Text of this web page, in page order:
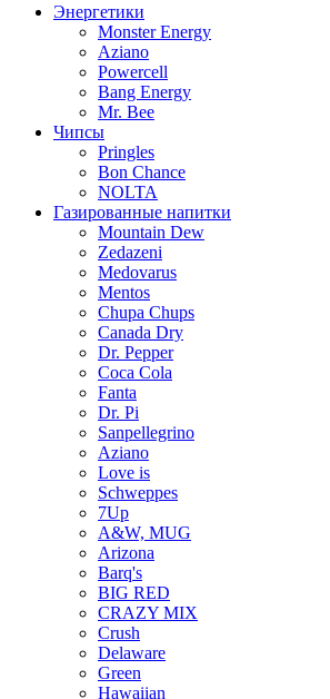
Энергетики
Monster Energy
Aziano
Powercell
Bang Energy
Mr. Bee
Чипсы
Pringles
Bon Chance
NOLTA
Газированные напитки
Mountain Dew
Zedazeni
Medovarus
Mentos
Chupa Chups
Canada Dry
Dr. Pepper
Coca Cola
Fanta
Dr. Pi
Sanpellegrino
Aziano
Love is
Schweppes
7Up
A&W, MUG
Arizona
Barq's
BIG RED
CRAZY MIX
Crush
Delaware
Green
Hawaiian